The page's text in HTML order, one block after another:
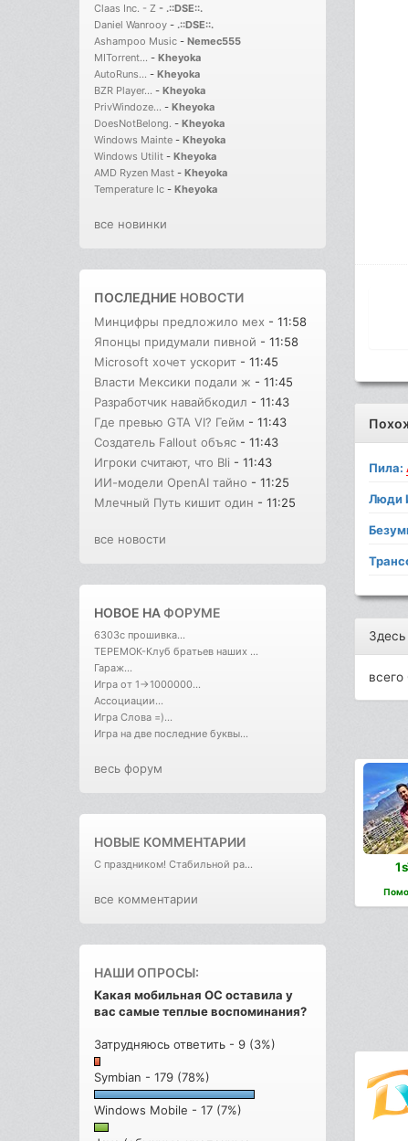
Claas Inc. - Z - .::DSE::.
Daniel Wanrooy - .::DSE::.
Ashampoo Music - Nemec555
MITorrent... - Kheyoka
AutoRuns... - Kheyoka
BZR Player... - Kheyoka
PrivWindoze... - Kheyoka
DoesNotBelong. - Kheyoka
Windows Mainte - Kheyoka
Windows Utilit - Kheyoka
AMD Ryzen Mast - Kheyoka
Temperature Ic - Kheyoka
все новинки
ПОСЛЕДНИЕ НОВОСТИ
Минцифры предложило мех - 11:58
Японцы придумали пивной - 11:58
Microsoft хочет ускорит - 11:45
Власти Мексики подали ж - 11:45
Разработчик навайбкодил - 11:43
Где превью GTA VI? Гейм - 11:43
Создатель Fallout объяс - 11:43
Игроки считают, что Bli - 11:43
ИИ-модели OpenAI тайно - 11:25
Млечный Путь кишит один - 11:25
все новости
НОВОЕ НАФОРУМЕ
6303с прошивка...
ТЕРЕМОК-Клуб братьев наших ...
Гараж...
Игра от 1->1000000...
Ассоциации...
Игра Слова =)...
Игра на две последние буквы...
весь форум
НОВЫЕ КОММЕНТАРИИ
С праздником! Стабильной ра...
все комментарии
НАШИ ОПРОСЫ:
Какая мобильная ОС оставила у
вас самые теплые воспоминания?
Затрудняюсь ответить - 9 (3%)
Symbian - 179 (78%)
Windows Mobile - 17 (7%)
Пила:
Люди
Здесь